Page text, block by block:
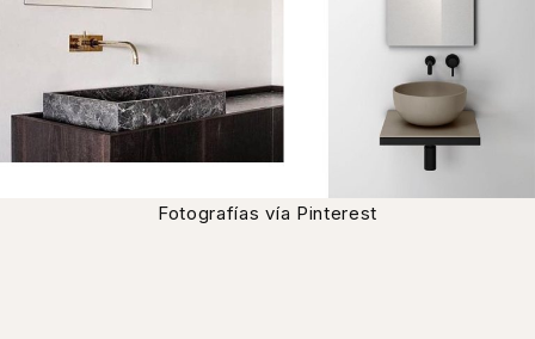
Fotografías vía Pinterest